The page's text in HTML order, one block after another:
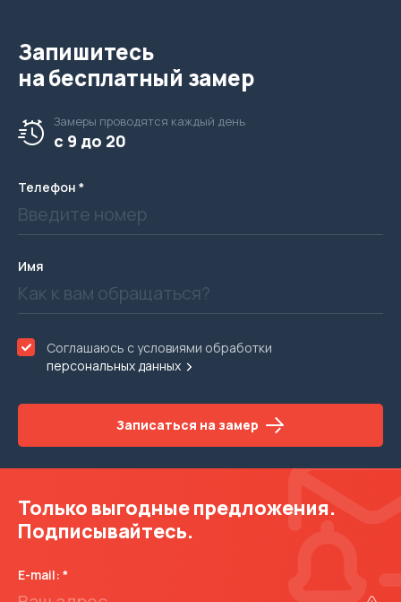
Запишитесь
на бесплатный замер
Замеры проводятся каждый день
с 9 до 20
Телефон
Имя
Соглашаюсь с условиями обработки
персональных данных
Записаться на замер
Только выгодные предложения.
Подписывайтесь.
Е-mail: